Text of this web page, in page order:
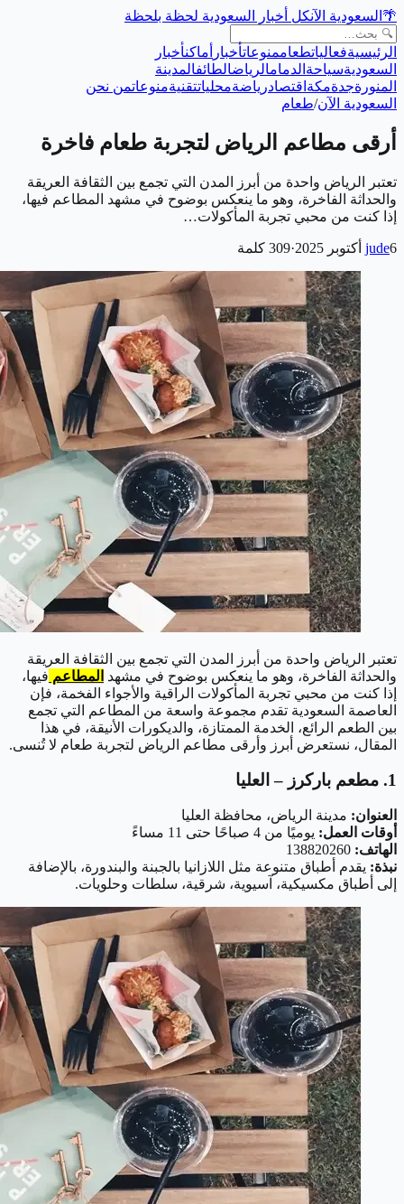
🌴 السعودية الآنكل أخبار السعودية لحظة بلحظة
الرئيسيةفعالياتطعاممنوعاتأخبار أماكنأخبار
السعوديةسياحة الدمامالرياضالطائفالمدينة
المنورةجدةمكة اقتصادرياضةمحلياتتقنيةمنوعاتمن نحن
السعودية الآن/طعام
أرقى مطاعم الرياض لتجربة طعام فاخرة
تعتبر الرياض واحدة من أبرز المدن التي تجمع بين الثقافة العريقة
والحداثة الفاخرة، وهو ما ينعكس بوضوح في مشهد المطاعم فيها،
إذا كنت من محبي تجربة المأكولات…
jude6 أكتوبر 2025 ·
309 كلمة
تعتبر الرياض واحدة من أبرز المدن التي تجمع بين الثقافة العريقة
والحداثة الفاخرة، وهو ما ينعكس بوضوح في مشهد المطاعم فيها،
إذا كنت من محبي تجربة المأكولات الراقية والأجواء الفخمة، فإن
العاصمة السعودية تقدم مجموعة واسعة من المطاعم التي تجمع
بين الطعم الرائع، الخدمة الممتازة، والديكورات الأنيقة، في هذا
المقال، نستعرض أبرز وأرقى مطاعم الرياض لتجربة طعام لا تُنسى.
1. مطعم باركرز – العليا
العنوان: مدينة الرياض، محافظة العليا
أوقات العمل: يوميًا من 4 صباحًا حتى 11 مساءً
الهاتف:
نبذة: يقدم أطباق متنوعة مثل اللازانيا بالجبنة والبندورة، بالإضافة
إلى أطباق مكسيكية، آسيوية، شرقية، سلطات وحلويات.